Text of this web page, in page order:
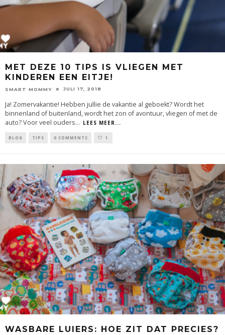
MET DEZE 10 TIPS IS VLIEGEN MET
KINDEREN EEN EITJE!
SMART MOMMY JULI 17, 2018
Ja! Zomervakantie! Hebben jullie de vakantie al geboekt? Wordt het
binnenland of buitenland, wordt het zon of avontuur, vliegen of met de
auto? Voor veel ouders... LEES MEER...
BLOG TIPS 0 COMMENTS 1
WASBARE LUIERS: HOE ZIT DAT PRECIES?